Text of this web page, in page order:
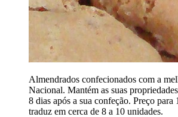
Almendrados confecionados com a
Nacional. Mantém as suas
8 dias após a sua confeção. Preço para
traduz em cerca de 8 a 10 unidades.